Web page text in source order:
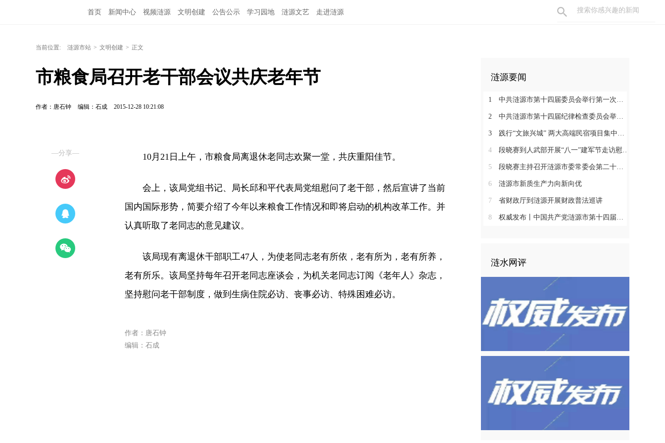
首页 新闻中心 视频涟源 文明创建 公告公示 学习园地 涟源文艺 走进涟源
当前位置: 涟源市站 > 文明创建 > 正文
市粮食局召开老干部会议共庆老年节
作者：唐石钟 编辑：石成 2015-12-28 10:21:08
—分享— 10月21日上午，市粮食局离退休老同志欢聚一堂，共庆重阳佳节。
会上，该局党组书记、局长邱和平代表局党组慰问了老干部，然后宣讲了当前
国内国际形势，简要介绍了今年以来粮食工作情况和即将启动的机构改革工作。并
认真听取了老同志的意见建议。
该局现有离退休干部职工47人，为使老同志老有所依，老有所为，老有所养，
老有所乐。该局坚持每年召开老同志座谈会，为机关老同志订阅《老年人》杂志，
坚持慰问老干部制度，做到生病住院必访、丧事必访、特殊困难必访。
作者：唐石钟
编辑：石成
涟源要闻
1 中共涟源市第十四届委员会举行第一次全体会议 段晓赛当选市委书记 伍鹤群周杨当选市委副书记
2 中共涟源市第十四届纪律检查委员会举行第一次全体会议
3 践行“文旅兴城” 两大高端民宿项目集中签约开工 全力打造“湖湘地区文旅康养名城”
4 段晓赛到人武部开展“八一”建军节走访慰问活动
5 段晓赛主持召开涟源市委常委会第二十八次会议
6 涟源市新质生产力向新向优
7 省财政厅到涟源开展财政普法巡讲
8 权威发布丨中国共产党涟源市第十四届纪律检查委员会书记、副书记、常委名单
涟水网评